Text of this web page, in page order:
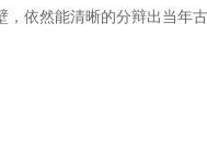
依然能清晰的分辩出当年